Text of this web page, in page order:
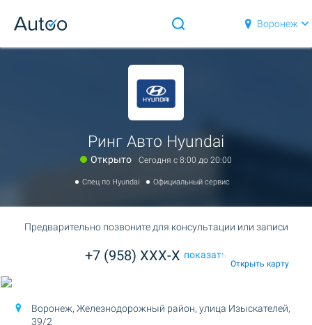
Воронеж
Ринг Авто Hyundai
Открыто Сегодня c 8:00 до 20:00
Спец по Hyundai Официальный сервис
Предварительно позвоните для консультации или записи
+7 (958) XXX-X показать
Открыть карту
Воронеж, Железнодорожный район, улица Изыскателей,
39/2